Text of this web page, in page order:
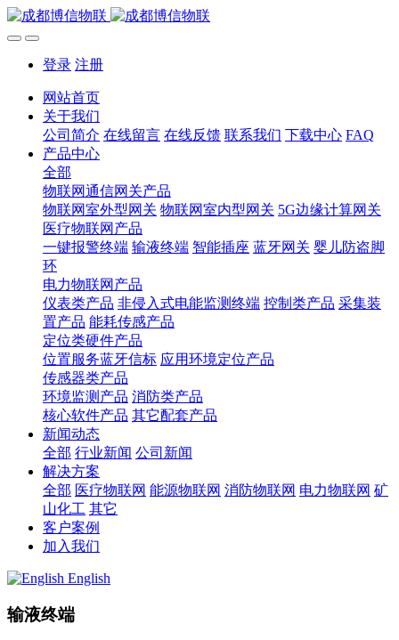
登录 注册
网站首页
关于我们
公司简介 在线留言 在线反馈 联系我们 下载中心 FAQ
产品中心
全部
物联网通信网关产品
物联网室外型网关 物联网室内型网关 5G边缘计算网关
医疗物联网产品
一键报警终端 输液终端 智能插座 蓝牙网关 婴儿防盗脚
环
电力物联网产品
仪表类产品 非侵入式电能监测终端 控制类产品 采集装
置产品 能耗传感产品
定位类硬件产品
位置服务蓝牙信标 应用环境定位产品
传感器类产品
环境监测产品 消防类产品
核心软件产品 其它配套产品
新闻动态
全部 行业新闻 公司新闻
解决方案
全部 医疗物联网 能源物联网 消防物联网 电力物联网 矿
山化工 其它
客户案例
加入我们
English
输液终端